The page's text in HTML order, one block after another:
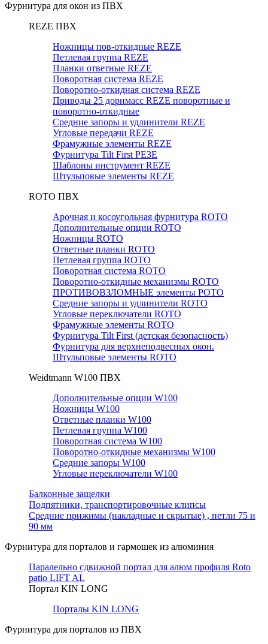
Фурнитура для окон из ПВХ
REZE ПВХ
Ножницы пов-откидные REZE
Петлевая группа REZE
Планки ответные REZE
Поворотная система REZE
Поворотно-откидная система REZE
Приводы 25 дорнмасс REZE поворотные и
поворотно-откидные
Средние запоры и удлинители REZE
Угловые передачи REZE
Фрамужные элементы REZE
Фурнитура Tilt First РЕЗЕ
Шаблоны инструмент REZE
Штульповые элементы REZE
RОTO ПВХ
Арочная и косоугольная фурнитура ROTO
Дополнительные опции ROTO
Ножницы ROTO
Ответные планки ROTO
Петлевая группа ROTO
Поворотная система ROTO
Поворотно-откидные механизмы ROTO
ПРОТИВОВЗЛОМНЫЕ элементы РОТО
Средние запоры и удлинители ROTO
Угловые переключатели ROTO
Фрамужные элементы ROTO
Фурнитура Tilt First (детская безопасность)
Фурнитура для верхнеподвесных окон.
Штульповые элементы ROTO
Weidtmann W100 ПВХ
Дополнительные опции W100
Ножницы W100
Ответные планки W100
Петлевая группа W100
Поворотная система W100
Поворотно-откидные механизмы W100
Средние запоры W100
Угловые переключатели W100
Балконные защелки
Подпятники, транспортировочные клипсы
Средние прижимы (накладные и скрытые) , петли 75 и
90 мм
Фурнитура для порталов и гармошек из алюминия
Паралельно сдвижной портал для алюм профиля Roto
patio LIFT AL
Портал KIN LONG
Порталы KIN LONG
Фурнитура для порталов из ПВХ